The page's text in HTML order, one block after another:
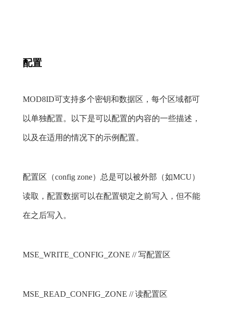
配置
MOD8ID可支持多个密钥和数据区，每个区域都可
以单独配置。以下是可以配置的内容的一些描述，
以及在适用的情况下的示例配置。
配置区（config zone）总是可以被外部（如MCU）
读取，配置数据可以在配置锁定之前写入，但不能
在之后写入。
MSE_WRITE_CONFIG_ZONE // 写配置区
MSE_READ_CONFIG_ZONE // 读配置区